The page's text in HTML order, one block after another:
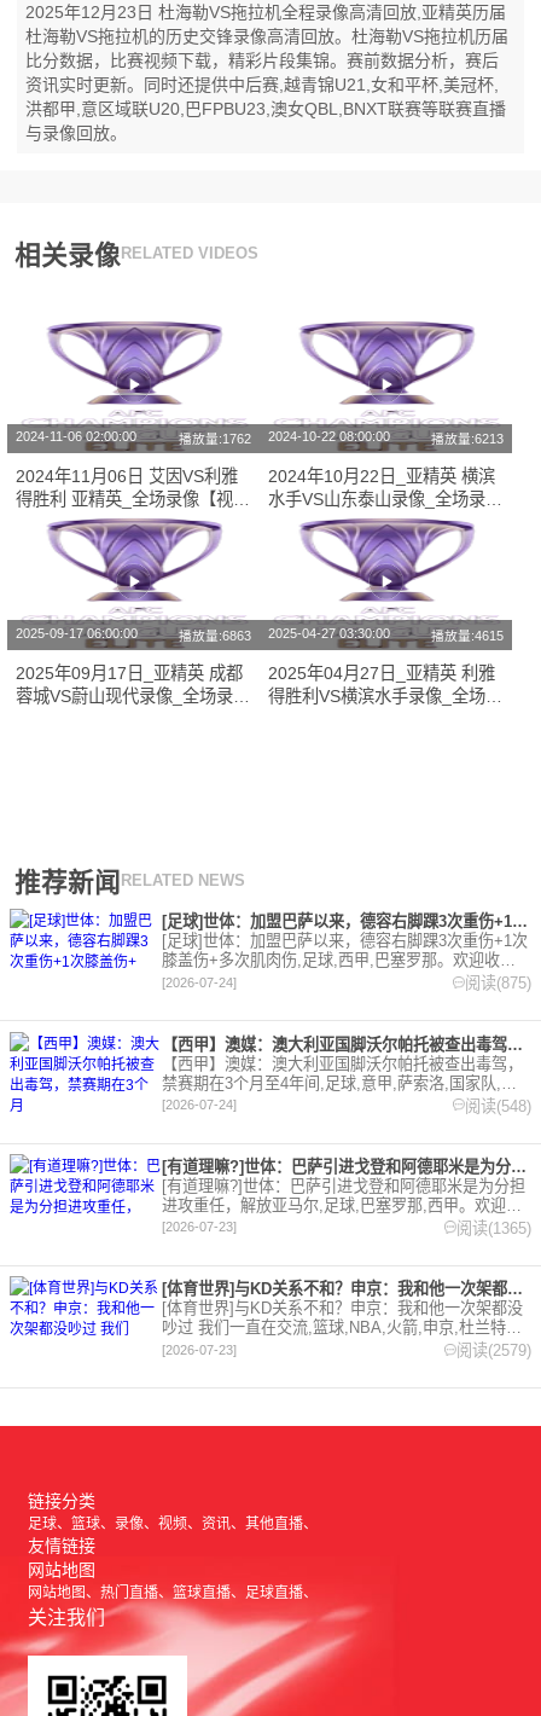
2025年12月23日 杜海勒VS拖拉机全程录像高清回放,亚精英历届
杜海勒VS拖拉机的历史交锋录像高清回放。杜海勒VS拖拉机历届
比分数据，比赛视频下载，精彩片段集锦。赛前数据分析，赛后
资讯实时更新。同时还提供中后赛,越青锦U21,女和平杯,美冠杯,
洪都甲,意区域联U20,巴FPBU23,澳女QBL,BNXT联赛等联赛直播
与录像回放。
相关录像 RELATED VIDEOS
2024-11-06 02:00:00 播放量:1762
2024年11月06日 艾因VS利雅
得胜利 亚精英_全场录像【视频
集锦】
2024-10-22 08:00:00 播放量:6213
2024年10月22日_亚精英 横滨
水手VS山东泰山录像_全场录像
【全场回放】
2025-09-17 06:00:00 播放量:6863
2025年09月17日_亚精英 成都
蓉城VS蔚山现代录像_全场录像
2025-04-27 03:30:00 播放量:4615
2025年04月27日_亚精英 利雅
得胜利VS横滨水手录像_全场录
推荐新闻 RELATED NEWS
[足球]世体：加盟巴萨以来，德容右脚踝3次重伤+1次膝盖伤+
[足球]世体：加盟巴萨以来，德容右脚踝3次重伤+1次
膝盖伤+多次肌肉伤,足球,西甲,巴塞罗那。欢迎收藏
本站，24小时为你更新最新的足球，篮球体育资讯。
[2026-07-24] 阅读(875)
【西甲】澳媒：澳大利亚国脚沃尔帕托被查出毒驾，禁赛期在3个月
【西甲】澳媒：澳大利亚国脚沃尔帕托被查出毒驾，
禁赛期在3个月至4年间,足球,意甲,萨索洛,国家队,澳
大利亚,英超,西甲,德甲,法甲,五洲。欢迎收藏本站，
[2026-07-24] 阅读(548)
[有道理嘛?]世体：巴萨引进戈登和阿德耶米是为分担进攻重任，
[有道理嘛?]世体：巴萨引进戈登和阿德耶米是为分担
进攻重任，解放亚马尔,足球,巴塞罗那,西甲。欢迎收
藏本站，24小时为你更新最新的足球，篮球体育资
[2026-07-23] 阅读(1365)
[体育世界]与KD关系不和？申京：我和他一次架都没吵过 我们
[体育世界]与KD关系不和？申京：我和他一次架都没
吵过 我们一直在交流,篮球,NBA,火箭,申京,杜兰特。
欢迎收藏本站，24小时为你更新最新的足球，篮球体
[2026-07-23] 阅读(2579)
链接分类
足球 篮球 录像 视频 资讯 其他直播
友情链接
网站地图
网站地图 热门直播 篮球直播 足球直播
关注我们